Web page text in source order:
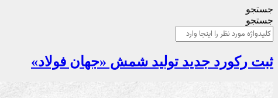
جستجو
جستجو
ثبت رکورد جدید تولید شمش «جهان فولاد»